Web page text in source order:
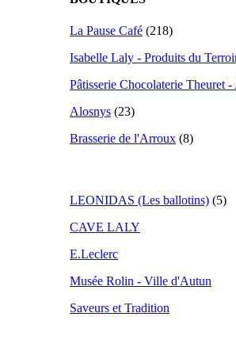
La Pause Café (218)
Isabelle Laly - Produits du
Pâtisserie Chocolaterie Theuret
Alosnys (23)
Brasserie de l'Arroux (8)
LEONIDAS (Les ballotins) (5)
CAVE LALY
E.Leclerc
Musée Rolin - Ville d'Autun
Saveurs et Tradition